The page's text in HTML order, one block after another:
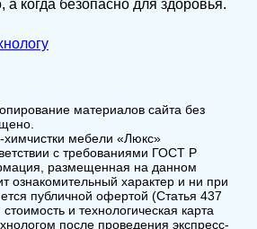
а когда безопасно для здоровья.
материалов сайта без
мебели «Люкс»
с требованиями ГОСТ Р
размещенная на данном
ознакомительный характер и ни при
публичной офертой (Статья 437
и технологическая карта
после проведения экспресс-